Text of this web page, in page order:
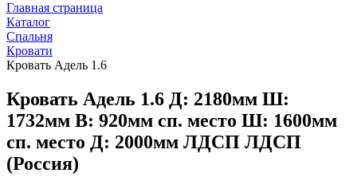
Главная страница
Каталог
Спальня
Кровати
Кровать Адель 1.6
Кровать Адель 1.6 Д: 2180мм Ш:
1732мм В: 920мм сп. место Ш: 1600мм
сп. место Д: 2000мм ЛДСП ЛДСП
(Россия)